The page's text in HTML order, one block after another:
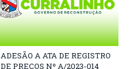
ADESÃO A ATA DE REGISTRO
DE PREÇOS Nº A/2023-014